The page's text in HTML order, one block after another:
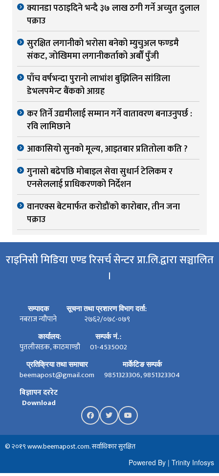
क्यानडा पठाइदिने भन्दै ३७ लाख ठगी गर्ने अच्युत दुलाल
पक्राउ
सुरक्षित लगानीको भरोसा बनेको म्युचुअल फण्डमै
संकट, जोखिममा लगानीकर्ताको अर्बौं पुँजी
पाँच वर्षभन्दा पुरानो लाभांश बुझिलिन सांग्रिला
डेभलपमेन्ट बैंकको आग्रह
कर तिर्ने उद्यमीलाई सम्मान गर्ने वातावरण बनाउनुपर्छ :
रवि लामिछाने
आकासियो सुनको मूल्य, आइतबार प्रतितोला कति ?
गुनासो बढेपछि मोबाइल सेवा सुधार्न टेलिकम र
एनसेललाई प्राधिकरणको निर्देशन
वानएक्स बेटमार्फत करोडौंको कारोबार, तीन जना
पक्राउ
राइनिसी मिडिया एण्ड रिसर्च सेन्टर प्रा.लि.द्वारा सञ्चालित
।
सम्पादक
नबराज न्यौपाने
सूचना तथा प्रशारण विभाग दर्ता:
२७६२/०७८-०७९
कार्यालय:
पुतलीसडक, काठमाण्डौ
सम्पर्क नं.:
01-4535002
प्रतिक्रिया तथा समाचार
beemapost@gmail.com
मार्केटिङ सम्पर्क
9851323306, 9851323304
बिज्ञापन दररेट
Download
© २०१९ www.beemapost.com. सर्वाधिकार सुरक्षित
Powered By | Trinity Infosys